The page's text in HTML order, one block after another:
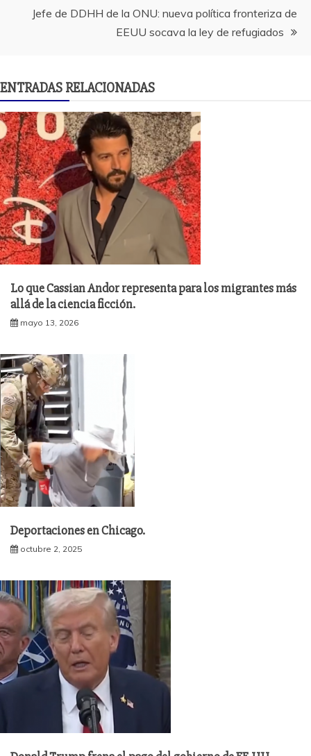
entradas
Jefe de DDHH de la ONU: nueva política fronteriza de
EEUU socava la ley de refugiados
ENTRADAS RELACIONADAS
Lo que Cassian Andor representa para los migrantes más
allá de la ciencia ficción.
mayo 13, 2026
Deportaciones en Chicago.
octubre 2, 2025